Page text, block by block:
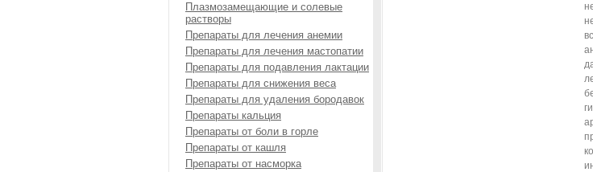
Плазмозамещающие и солевые
растворы
Препараты для лечения анемии
Препараты для лечения мастопатии
Препараты для подавления лактации
Препараты для снижения веса
Препараты для удаления бородавок
Препараты кальция
Препараты от боли в горле
Препараты от кашля
Препараты от насморка